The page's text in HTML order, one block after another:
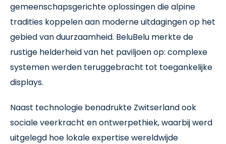
gemeenschapsgerichte oplossingen die alpine
tradities koppelen aan moderne uitdagingen op het
gebied van duurzaamheid. BeluBelu merkte de
rustige helderheid van het paviljoen op: complexe
systemen werden teruggebracht tot toegankelijke
displays.
Naast technologie benadrukte Zwitserland ook
sociale veerkracht en ontwerpethiek, waarbij werd
uitgelegd hoe lokale expertise wereldwijde